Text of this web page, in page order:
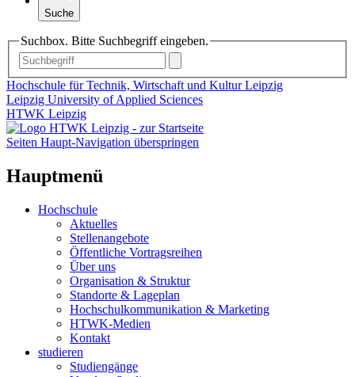
Suche
Suchbox. Bitte Suchbegriff eingeben.
Hochschule für Technik, Wirtschaft und Kultur Leipzig
Leipzig University of Applied Sciences
HTWK Leipzig
Seiten Haupt-Navigation überspringen
Hauptmenü
Hochschule
Aktuelles
Stellenangebote
Öffentliche Vortragsreihen
Über uns
Organisation & Struktur
Standorte & Lageplan
Hochschulkommunikation & Marketing
HTWK-Medien
Kontakt
studieren
Studiengänge